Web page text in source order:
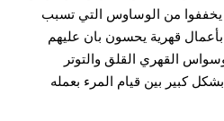
يخففوا من الوساوس التي تسبب
قهرية يحسون بان عليهم
القهري القلق والتوتر
كبير بين قيام المرء بعمله